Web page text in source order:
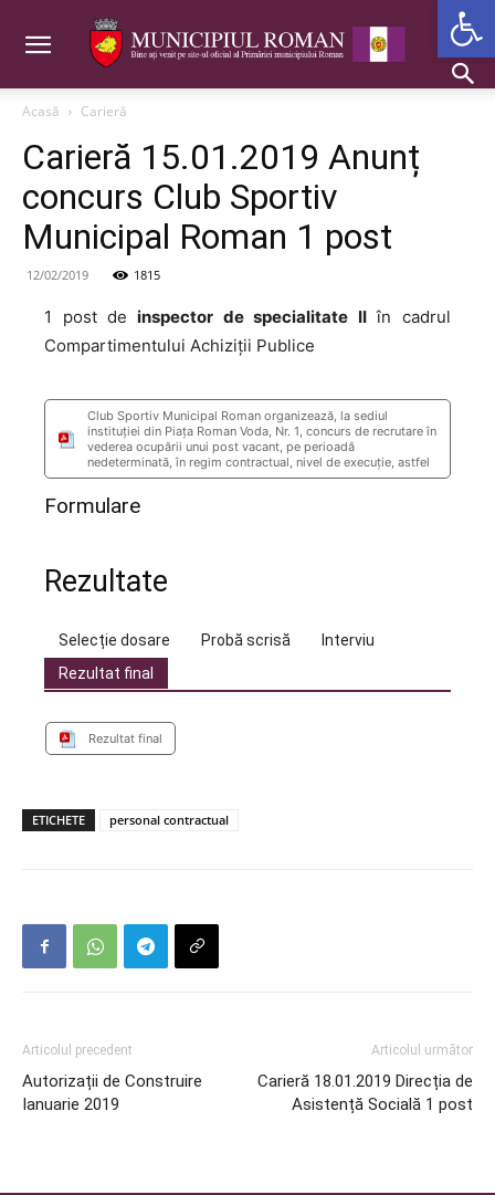
Acasă Carieră
Carieră 15.01.2019 Anunț
concurs Club Sportiv
Municipal Roman 1 post
12/02/2019 1815
1 post de inspector de specialitate IIîn cadrul
Compartimentului Achiziții Publice
Club Sportiv Municipal Roman organizează, la sediul
instituției din Piața Roman Voda, Nr. 1, concurs de recrutare în
vederea ocupării unui post vacant, pe perioadă
nedeterminată, în regim contractual, nivel de execuţie, astfel
Formulare
Rezultate
Selecție dosare Probă scrisă
Interviu
Rezultat final
Rezultat final
ETICHETE personal contractual
Articolul precedent
Autorizații de Construire
Ianuarie 2019
Articolul următor
Carieră 18.01.2019 Direcția de
Asistență Socială 1 post